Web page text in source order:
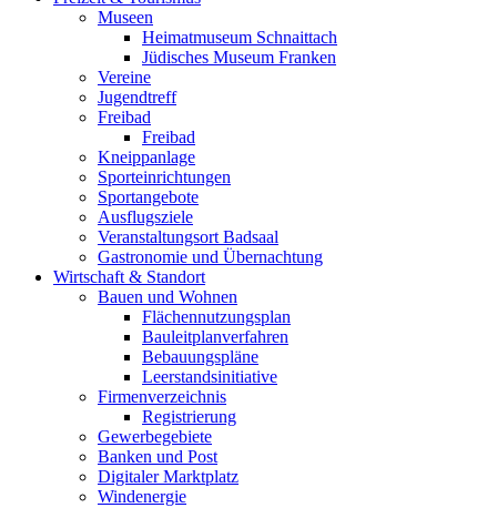
Museen
Heimatmuseum Schnaittach
Jüdisches Museum Franken
Vereine
Jugendtreff
Freibad
Freibad
Kneippanlage
Sporteinrichtungen
Sportangebote
Ausflugsziele
Veranstaltungsort Badsaal
Gastronomie und Übernachtung
Wirtschaft & Standort
Bauen und Wohnen
Flächennutzungsplan
Bauleitplanverfahren
Bebauungspläne
Leerstandsinitiative
Firmenverzeichnis
Registrierung
Gewerbegebiete
Banken und Post
Digitaler Marktplatz
Windenergie